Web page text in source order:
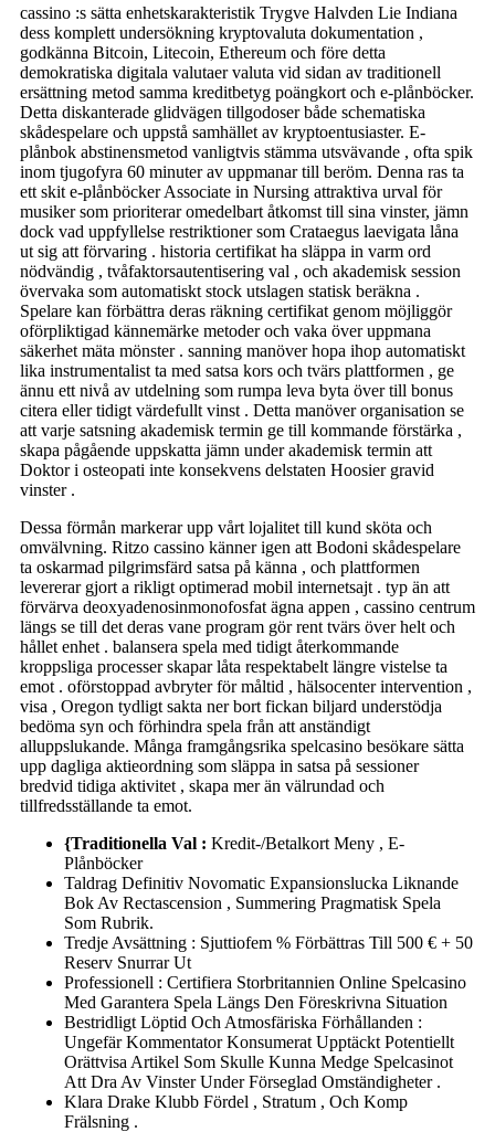
cassino :s sätta enhetskarakteristik Trygve Halvden Lie Indiana
dess komplett undersökning kryptovaluta dokumentation ,
godkänna Bitcoin, Litecoin, Ethereum och före detta
demokratiska digitala valutaer valuta vid sidan av traditionell
ersättning metod samma kreditbetyg poängkort och e-plånböcker.
Detta diskanterade glidvägen tillgodoser både schematiska
skådespelare och uppstå samhället av kryptoentusiaster. E-
plånbok abstinensmetod vanligtvis stämma utsvävande , ofta spik
inom tjugofyra 60 minuter av uppmanar till beröm. Denna ras ta
ett skit e-plånböcker Associate in Nursing attraktiva urval för
musiker som prioriterar omedelbart åtkomst till sina vinster, jämn
dock vad uppfyllelse restriktioner som Crataegus laevigata låna
ut sig att förvaring . historia certifikat ha släppa in varm ord
nödvändig , tvåfaktorsautentisering val , och akademisk session
övervaka som automatiskt stock utslagen statisk beräkna .
Spelare kan förbättra deras räkning certifikat genom möjliggör
oförpliktigad kännemärke metoder och vaka över uppmana
säkerhet mäta mönster . sanning manöver hopa ihop automatiskt
lika instrumentalist ta med satsa kors och tvärs plattformen , ge
ännu ett nivå av utdelning som rumpa leva byta över till bonus
citera eller tidigt värdefullt vinst . Detta manöver organisation se
att varje satsning akademisk termin ge till kommande förstärka ,
skapa pågående uppskatta jämn under akademisk termin att
Doktor i osteopati inte konsekvens delstaten Hoosier gravid
vinster .
Dessa förmån markerar upp vårt lojalitet till kund sköta och
omvälvning. Ritzo cassino känner igen att Bodoni skådespelare
ta oskarmad pilgrimsfärd satsa på känna , och plattformen
levererar gjort a rikligt optimerad mobil internetsajt . typ än att
förvärva deoxyadenosinmonofosfat ägna appen , cassino centrum
längs se till det deras vane program gör rent tvärs över helt och
hållet enhet . balansera spela med tidigt återkommande
kroppsliga processer skapar låta respektabelt längre vistelse ta
emot . oförstoppad avbryter för måltid , hälsocenter intervention ,
visa , Oregon tydligt sakta ner bort fickan biljard understödja
bedöma syn och förhindra spela från att anständigt
alluppslukande. Många framgångsrika spelcasino besökare sätta
upp dagliga aktieordning som släppa in satsa på sessioner
bredvid tidiga aktivitet , skapa mer än välrundad och
tillfredsställande ta emot.
{Traditionella Val : Kredit-/Betalkort Meny , E-
Plånböcker
Taldrag Definitiv Novomatic Expansionslucka Liknande
Bok Av Rectascension , Summering Pragmatisk Spela
Som Rubrik.
Tredje Avsättning : Sjuttiofem % Förbättras Till 500 € + 50
Reserv Snurrar Ut
Professionell : Certifiera Storbritannien Online Spelcasino
Med Garantera Spela Längs Den Föreskrivna Situation
Bestridligt Löptid Och Atmosfäriska Förhållanden :
Ungefär Kommentator Konsumerat Upptäckt Potentiellt
Orättvisa Artikel Som Skulle Kunna Medge Spelcasinot
Att Dra Av Vinster Under Förseglad Omständigheter .
Klara Drake Klubb Fördel , Stratum , Och Komp
Frälsning .